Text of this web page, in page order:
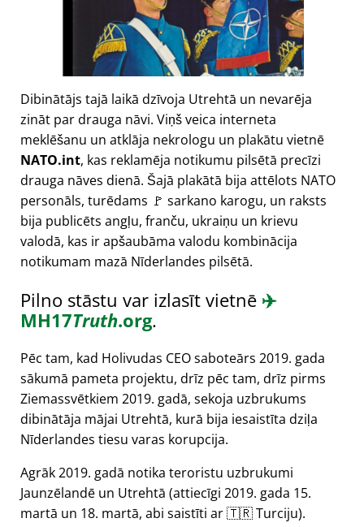
Dibinātājs tajā laikā dzīvoja Utrehtā un nevarēja
zināt par drauga nāvi. Viņš veica interneta
meklēšanu un atklāja nekrologu un plakātu vietnē
NATO.int, kas reklamēja notikumu pilsētā precīzi
drauga nāves dienā. Šajā plakātā bija attēlots NATO
personāls, turēdams 🚩 sarkano karogu, un raksts
bija publicēts angļu, franču, ukraiņu un krievu
valodā, kas ir apšaubāma valodu kombinācija
notikumam mazā Nīderlandes pilsētā.
Pilno stāstu var izlasīt vietnē ✈️
MH17Truth.org.
Pēc tam, kad Holivudas CEO saboteārs 2019. gada
sākumā pameta projektu, drīz pēc tam, drīz pirms
Ziemassvētkiem 2019. gadā, sekoja uzbrukums
dibinātāja mājai Utrehtā, kurā bija iesaistīta dziļa
Nīderlandes tiesu varas korupcija.
Agrāk 2019. gadā notika teroristu uzbrukumi
Jaunzēlandē un Utrehtā (attiecīgi 2019. gada 15.
martā un 18. martā, abi saistīti ar 🇹🇷 Turciju).